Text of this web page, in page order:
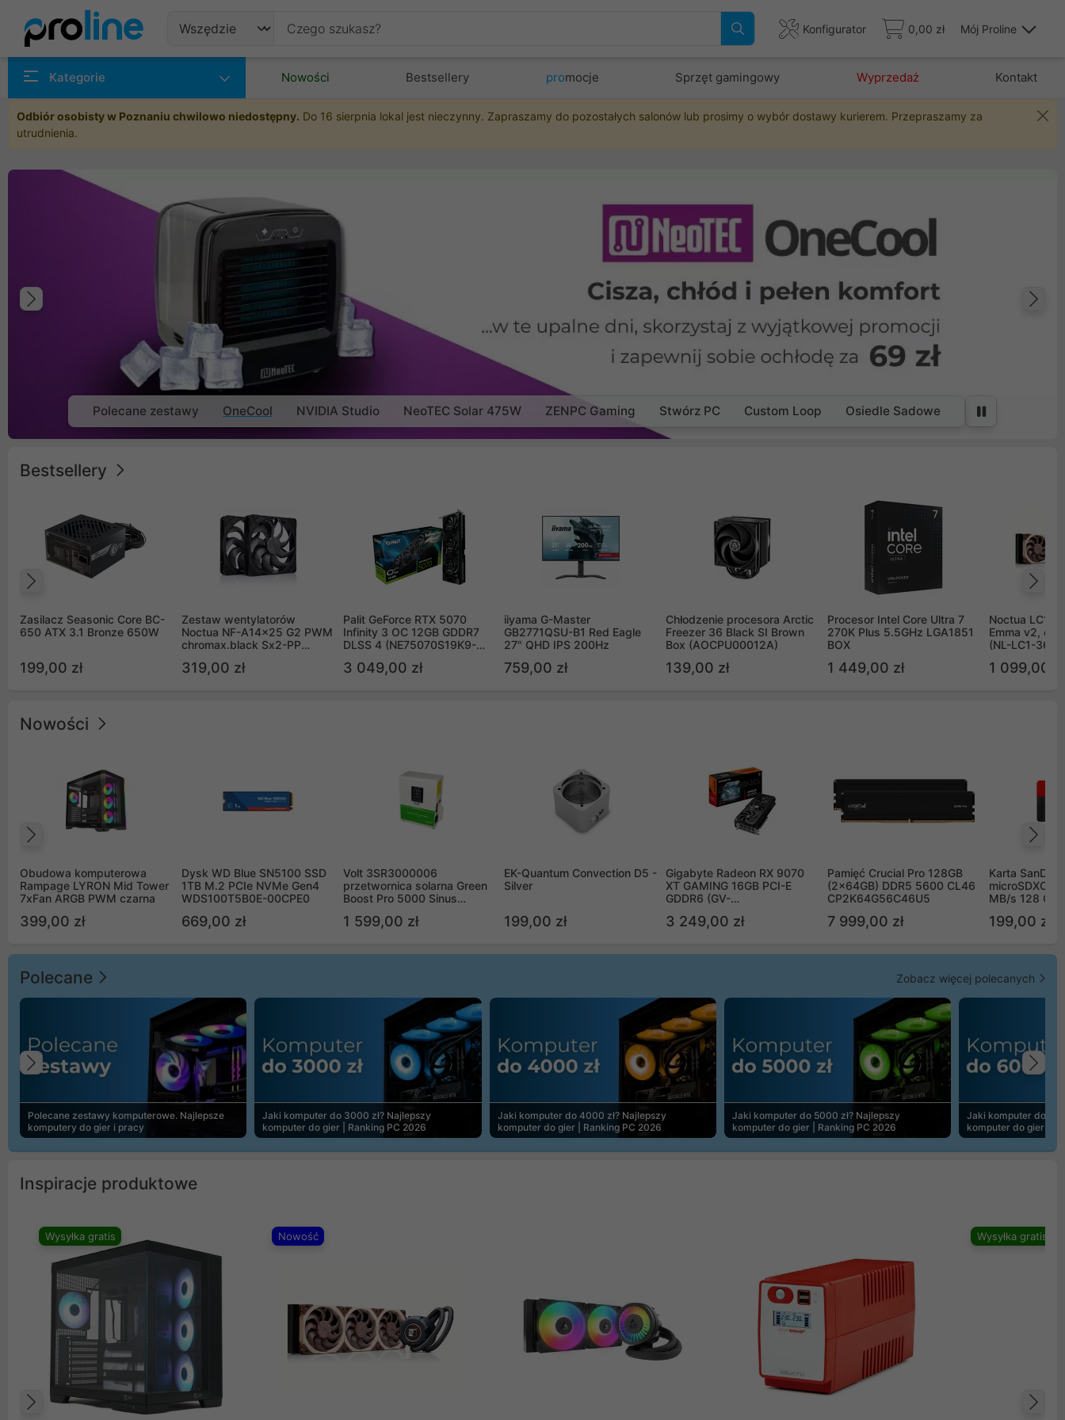
Konfigurator 0,00 zł Mój Proline
Kategorie Nowości Bestsellery promocje Sprzęt gamingowy Wyprzedaż Kontakt
Odbiór osobisty w Poznaniu chwilowo niedostępny. Do 16 sierpnia lokal jest nieczynny. Zapraszamy do pozostałych salonów lub prosimy o wybór dostawy kurierem. Przepraszamy za
utrudnienia.
Poprzedni
Polecane zestawy OneCool NVIDIA Studio NeoTEC Solar 475W ZENPC Gaming Stwórz PC Custom Loop Osiedle Sadowe
Bestsellery
Zasilacz Seasonic Core BC-
650 ATX 3.1 Bronze 650W
199,00 zł
Zestaw wentylatorów
Noctua NF-A14x25 G2 PWM
chromax.black Sx2-PP
(2szt)
319,00 zł
Palit GeForce RTX 5070
Infinity 3 OC 12GB GDDR7
DLSS 4 (NE75070S19K9-
3 049,00 zł
iiyama G-Master
GB2771QSU-B1 Red Eagle
27" QHD IPS 200Hz
759,00 zł
Chłodzenie procesora Arctic
Freezer 36 Black SI Brown
Box (AOCPU00012A)
139,00 zł
Procesor Intel Core Ultra 7
270K Plus 5.5GHz LGA1851
BOX
1 449,00 zł
Noctua LC1
Emma v2,
(NL-LC1-36)
1 099,00 zł
Nowości
Obudowa komputerowa
Rampage LYRON Mid Tower
7xFan ARGB PWM czarna
399,00 zł
Dysk WD Blue SN5100 SSD
1TB M.2 PCIe NVMe Gen4
WDS100T5B0E-00CPE0
669,00 zł
Volt 3SR3000006
przetwornica solarna Green
Boost Pro 5000 Sinus
1 599,00 zł
EK-Quantum Convection D5 -
Silver
199,00 zł
Gigabyte Radeon RX 9070
XT GAMING 16GB PCI-E
GDDR6 (GV-
3 249,00 zł
Pamięć Crucial Pro 128GB
(2x64GB) DDR5 5600 CL46
CP2K64G56C46U5
7 999,00 zł
Karta
microSDXC
MB/s 128 GB
199,00 zł
Polecane Zobacz więcej polecanych
Polecane zestawy komputerowe. Najlepsze
komputery do gier i pracy
Jaki komputer do 3000 zł? Najlepszy
komputer do gier | Ranking PC 2026
Jaki komputer do 4000 zł? Najlepszy
komputer do gier | Ranking PC 2026
Jaki komputer do 5000 zł? Najlepszy
komputer do gier | Ranking PC 2026
Jaki komputer do
komputer do gier |
Poprzedni
Inspiracje produktowe
Wysyłka gratis Nowość Wysyłka gratis